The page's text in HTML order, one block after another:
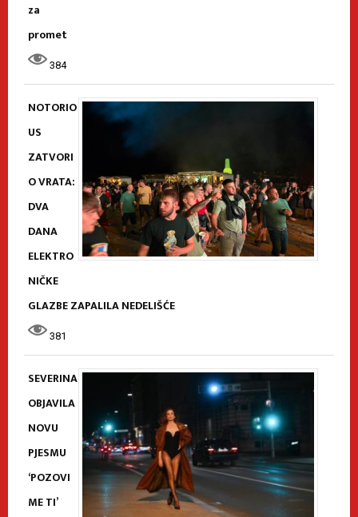
za
promet
384
NOTORIO
US
ZATVORI
O VRATA:
DVA
DANA
ELEKTRO
NIČKE
GLAZBE ZAPALILA NEDELIŠĆE
381
SEVERINA
OBJAVILA
NOVU
PJESMU
‘POZOVI
ME TI’